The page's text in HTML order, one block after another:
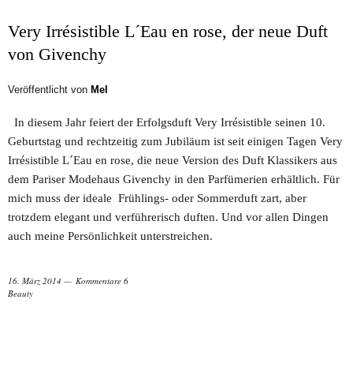
Very Irrésistible L´Eau en rose, der neue Duft
von Givenchy
Veröffentlicht von Mel
In diesem Jahr feiert der Erfolgsduft Very Irrésistible seinen 10.
Geburtstag und rechtzeitig zum Jubiläum ist seit einigen Tagen Very
Irrésistible L´Eau en rose, die neue Version des Duft Klassikers aus
dem Pariser Modehaus Givenchy in den Parfümerien erhältlich. Für
mich muss der ideale Frühlings- oder Sommerduft zart, aber
trotzdem elegant und verführerisch duften. Und vor allen Dingen
auch meine Persönlichkeit unterstreichen.
16. März 2014
Kommentare 6
Beauty